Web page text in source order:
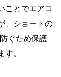
ことでエアコ
、ショートの
ぐため保護
。